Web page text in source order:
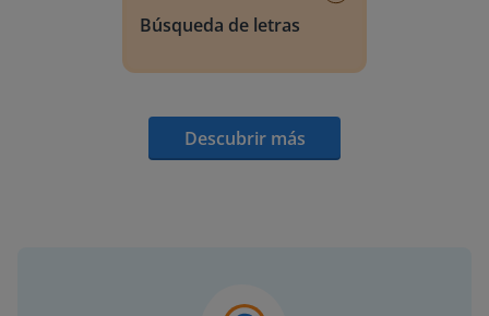
Búsqueda de letras
Descubrir más